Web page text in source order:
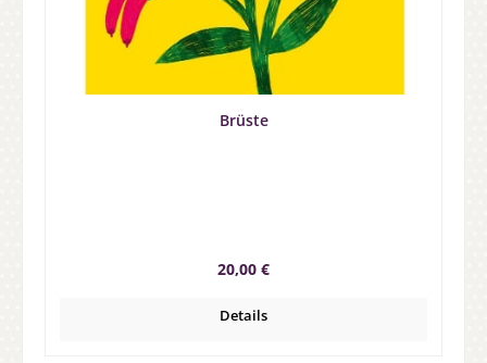
Brüste
Regulärer Preis:
20,00 €
Details